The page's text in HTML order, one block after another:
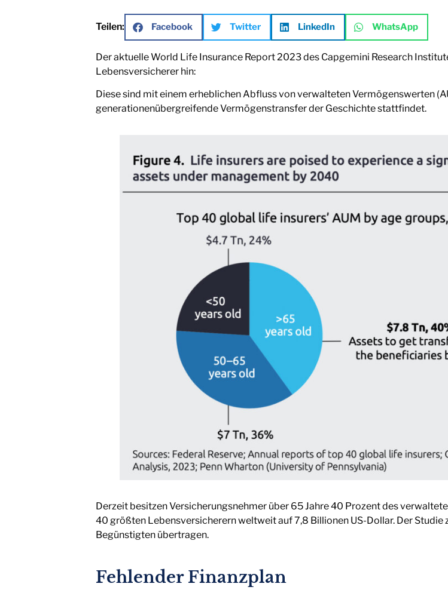
Teilen: Facebook Twitter LinkedIn WhatsApp
Der aktuelle World Life Insurance Report 2023 des Capgemini Research
Lebensversicherer hin:
Diese sind mit einem erheblichen Abfluss von verwalteten Vermögenswerten
generationenübergreifende Vermögenstransfer der Geschichte stattfindet.
Derzeit besitzen Versicherungsnehmer über 65 Jahre 40 Prozent des
40 größten Lebensversicherern weltweit auf 7,8 Billionen US-Dollar. Der
Begünstigten übertragen.
Fehlender Finanzplan